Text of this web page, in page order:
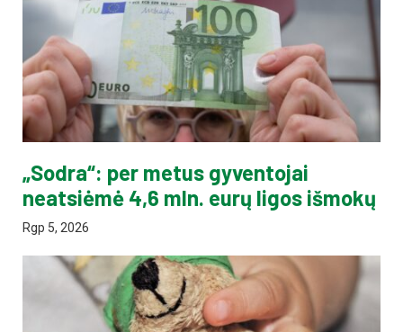
„Sodra“: per metus gyventojai
neatsiėmė 4,6 mln. eurų ligos išmokų
Rgp 5, 2026